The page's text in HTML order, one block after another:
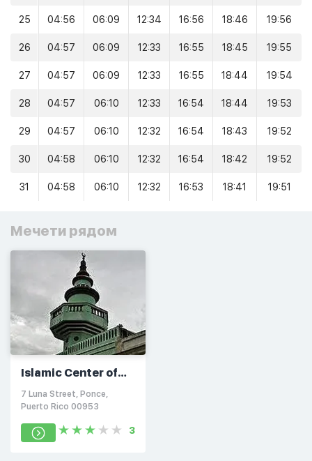
25 04:56 06:09 12:34 16:56 18:46 19:56
26 04:57 06:09 12:33 16:55 18:45 19:55
27 04:57 06:09 12:33 16:55 18:44 19:54
28 04:57 06:10 12:33 16:54 18:44 19:53
29 04:57 06:10 12:32 16:54 18:43 19:52
30 04:58 06:10 12:32 16:54 18:42 19:52
31 04:58 06:10 12:32 16:53 18:41 19:51
Мечети рядом
Islamic Center of
Ponce
7 Luna Street, Ponce,
Puerto Rico 00953
3